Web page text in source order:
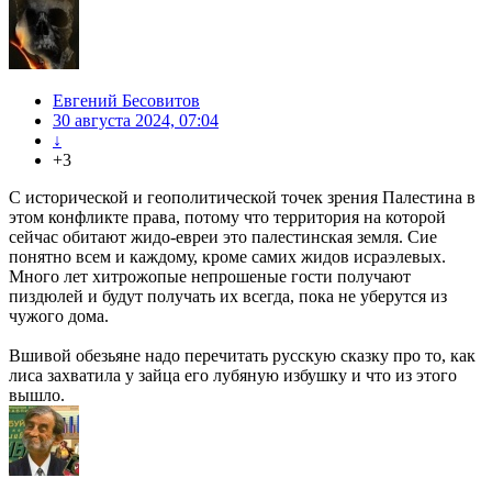
Евгений Бесовитов
30 августа 2024, 07:04
↓
+3
С исторической и геополитической точек зрения Палестина в
этом конфликте права, потому что территория на которой
сейчас обитают жидо-евреи это палестинская земля. Сие
понятно всем и каждому, кроме самих жидов исраэлевых.
Много лет хитрожопые непрошеные гости получают
пиздюлей и будут получать их всегда, пока не уберутся из
чужого дома.
Вшивой обезьяне надо перечитать русскую сказку про то, как
лиса захватила у зайца его лубяную избушку и что из этого
вышло.